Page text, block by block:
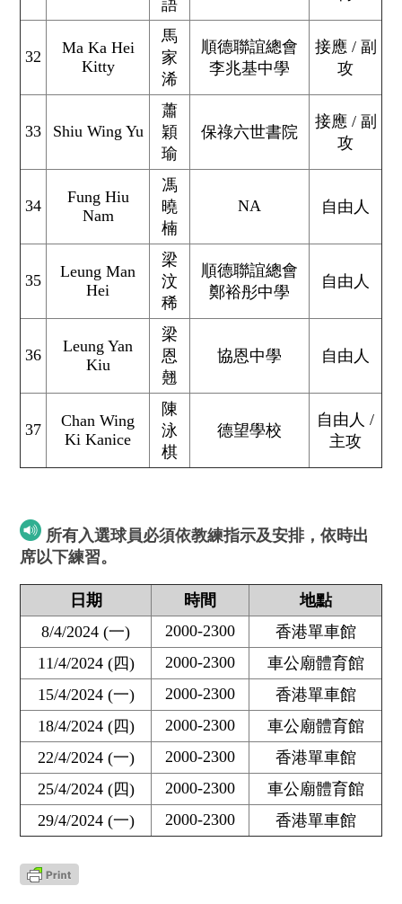
語
32
Ma Ka Hei
Kitty
馬
家
浠
順德聯誼總會
李兆基中學
接應 / 副
攻
33 Shiu Wing Yu
蕭
穎
瑜
保祿六世書院
接應 / 副
攻
34
Fung Hiu
Nam
馮
曉
楠
NA 自由人
35
Leung Man
Hei
梁
汶
稀
順德聯誼總會
鄭裕彤中學
自由人
36
Leung Yan
Kiu
梁
恩
翹
協恩中學 自由人
37
Chan Wing
Ki Kanice
陳
泳
棋
德望學校
自由人 /
主攻
所有入選球員必須依教練指示及安排，依時出
席以下練習。
日期 時間
地點
8/4/2024 (一)
2000-2300
香港單車館
11/4/2024 (四)
2000-2300
車公廟體育館
15/4/2024 (一)
2000-2300
香港單車館
18/4/2024 (四)
2000-2300
車公廟體育館
22/4/2024 (一)
2000-2300
香港單車館
25/4/2024 (四)
2000-2300
車公廟體育館
29/4/2024 (一)
2000-2300 香港單車館